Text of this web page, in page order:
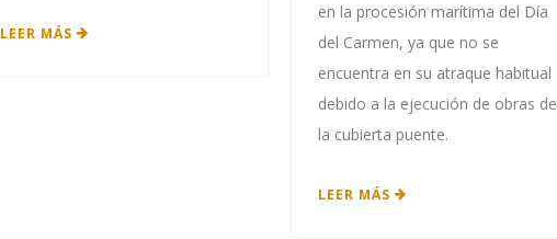
LEER MÁS
en la procesión marítima del Día
del Carmen, ya que no se
encuentra en su atraque habitual
debido a la ejecución de obras de
la cubierta puente.
LEER MÁS